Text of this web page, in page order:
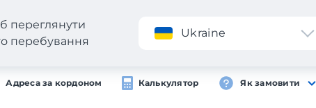
Додаток
Адреса за кордоном Калькулятор Як замовити
переглянути
перебування
Ukraine